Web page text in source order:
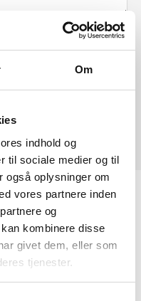
Om
indhold og
til sociale medier og til
også oplysninger om
vores partnere inden
og
kombinere disse
givet dem, eller som
tjenester.
du
af dine